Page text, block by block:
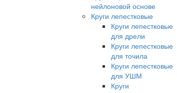
нейлоновой основе
Круги лепестковые
Круги лепестковые
для дрели
Круги лепестковые
для точила
Круги лепестковые
для УШМ
Круги